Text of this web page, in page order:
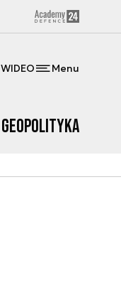
WIDEO Menu
Geopolityka